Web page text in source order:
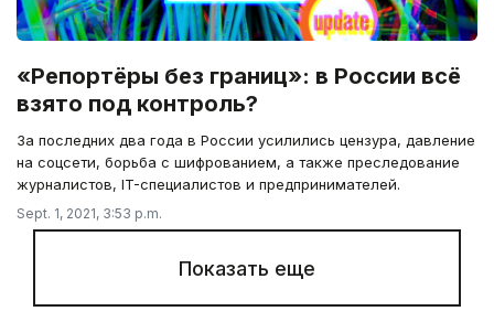
«Репортёры без границ»: в России всё
взято под контроль?
За последних два года в России усилились цензура, давление
на соцсети, борьба с шифрованием, а также преследование
журналистов, IT-специалистов и предпринимателей.
Sept. 1, 2021, 3:53 p.m.
Показать еще